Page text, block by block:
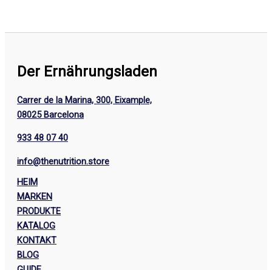
Der Ernährungsladen
Carrer de la Marina, 300, Eixample,
08025 Barcelona
933 48 07 40
info@thenutrition.store
HEIM
MARKEN
PRODUKTE
KATALOG
KONTAKT
BLOG